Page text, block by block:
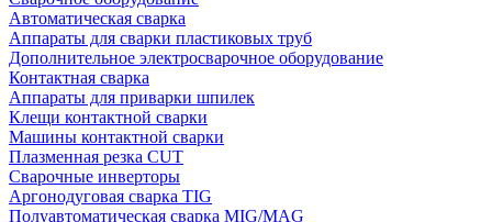
Автоматическая сварка
Аппараты для сварки пластиковых труб
Дополнительное электросварочное оборудование
Контактная сварка
Аппараты для приварки шпилек
Клещи контактной сварки
Машины контактной сварки
Плазменная резка CUT
Сварочные инверторы
Аргонодуговая сварка TIG
Полуавтоматическая сварка MIG/MAG